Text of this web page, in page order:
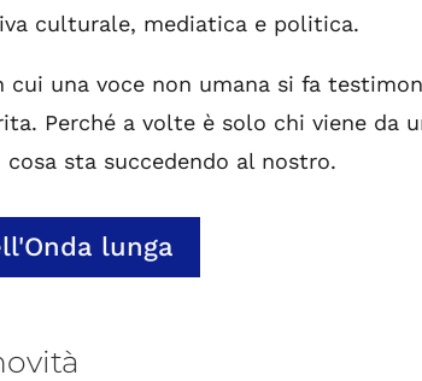
culturale, mediatica e politica.
cui una voce non umana si fa
Perché a volte è solo chi viene da
cosa sta succedendo al nostro.
lunga